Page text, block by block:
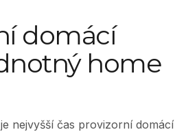
domácí
home
nejvyšší čas provizorní domácí